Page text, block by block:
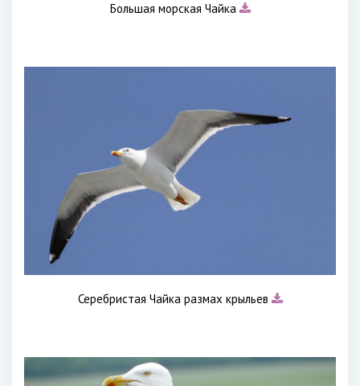
Большая морская Чайка
Серебристая Чайка размах крыльев